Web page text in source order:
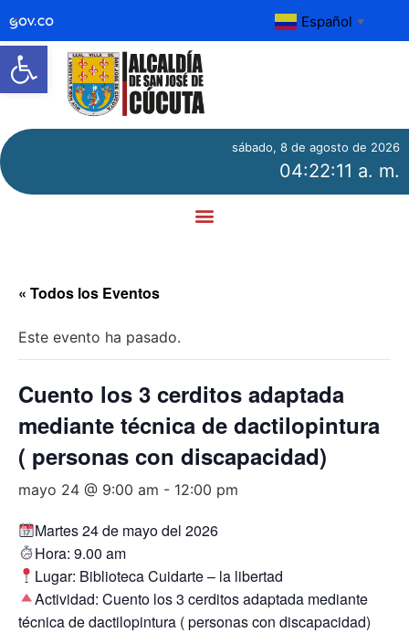
Abrir barra de herramientas
Español ▼
sábado, 8 de agosto de 2026
04:22:11 a. m.
« Todos los Eventos
Este evento ha pasado.
Cuento los 3 cerditos adaptada
mediante técnica de dactilopintura
( personas con discapacidad)
mayo 24 @ 9:00 am - 12:00 pm
Martes 24 de mayo del 2026
Hora: 9.00 am
Lugar: Biblioteca Cuidarte – la libertad
Actividad: Cuento los 3 cerditos adaptada mediante
técnica de dactilopintura ( personas con discapacidad)